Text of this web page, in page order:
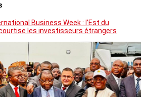
Business Week : l’Est du
les investisseurs étrangers